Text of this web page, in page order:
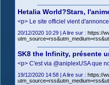
Hetalia World?Stars,
<p> Le site officiel vient
20/12/2020 10:29 | A lire sur : https://
SK8 the Infinity, présente
<p> C'est via @aniplexUSA que
19/12/2020 14:58 | A lire sur : https://